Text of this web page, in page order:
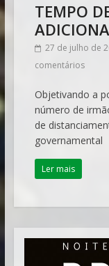
TEMPO
27 de julho de
comentários
Objetivando a
número de
de
governamental
Ler mais